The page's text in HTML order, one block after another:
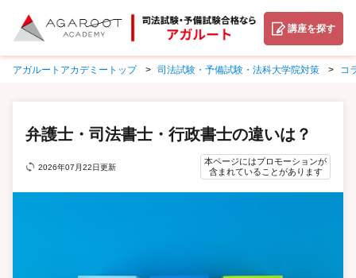
講座を探す
アガルートアカデミートップ 司法試験・予備試験・法科大学院対策 コ
弁護士・司法書士・行政書士の違いは？
2026年07月22日更新
本ページにはプロモーションが
含まれていることがあります